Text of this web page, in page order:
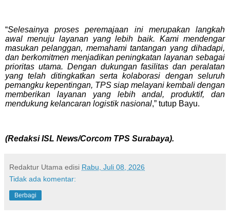
“Selesainya proses peremajaan ini merupakan langkah
awal menuju layanan yang lebih baik. Kami mendengar
masukan pelanggan, memahami tantangan yang dihadapi,
dan berkomitmen menjadikan peningkatan layanan sebagai
prioritas utama. Dengan dukungan fasilitas dan peralatan
yang telah ditingkatkan serta kolaborasi dengan seluruh
pemangku kepentingan, TPS siap melayani kembali dengan
memberikan layanan yang lebih andal, produktif, dan
mendukung kelancaran logistik nasional,” tutup Bayu.
(Redaksi ISL News/Corcom TPS Surabaya).
Redaktur Utama edisi Rabu, Juli 08, 2026
Tidak ada komentar:
Berbagi